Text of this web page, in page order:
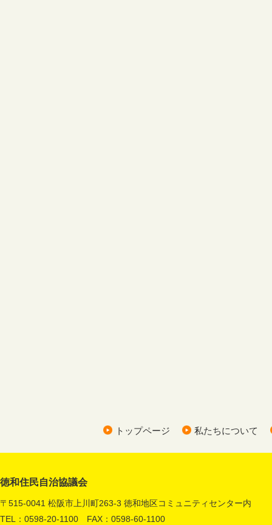
トップページ 私たちについて
徳和住民自治協議会
〒515-0041 松阪市上川町263-3 徳和地区コミュニティセンター内
TEL：0598-20-1100 FAX：0598-60-1100